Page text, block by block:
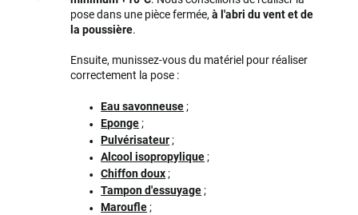
pose dans une pièce fermée,à l'abri du vent et de
la poussière.
Ensuite, munissez-vous du matériel pour réaliser
correctement la pose :
Eau savonneuse;
Eponge;
Pulvérisateur;
Alcool isopropylique;
Chiffon doux;
Tampon d'essuyage;
Maroufle;